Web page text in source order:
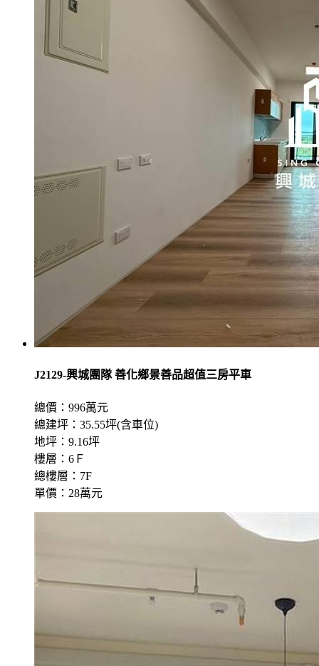
J2129-興城團隊 善化鄉景善品超值三房平車
總價：996萬元
總建坪：35.55坪(含車位)
地坪：9.16坪
樓層：6Ｆ
總樓層：7F
單價：28萬元